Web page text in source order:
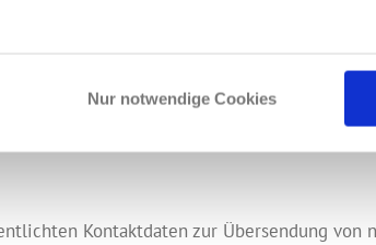
Nur notwendige Cookies
jederzeit das Recht auf
und ggf. ein Recht auf
können Sie sich jederzeit unter der im
Kontaktdaten zur Übersendung von